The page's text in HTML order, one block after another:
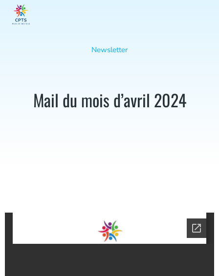
Newsletter
Mail du mois d’avril 2024